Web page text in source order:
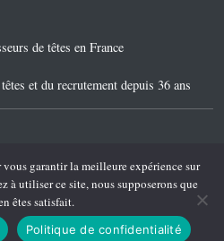
de têtes en France
et du recrutement depuis 36 ans
garantir la meilleure expérience sur
à utiliser ce site, nous supposerons que
êtes satisfait.
Politique de confidentialité